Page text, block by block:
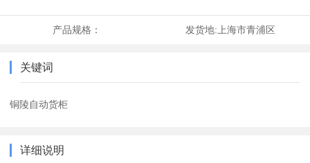
产品规格： 发货地: 上海市青浦区
关键词
铜陵自动货柜
详细说明